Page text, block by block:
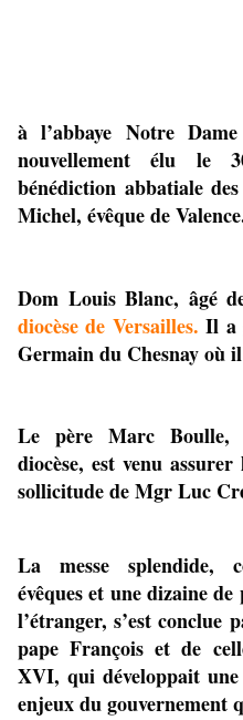
à l’abbaye Notre
nouvellement élu le
bénédiction abbatiale
Michel, évêque de
diocèse de Versailles. Il a
Germain du Chesnay où
Le père Marc Boulle,
diocèse, est venu
sollicitude de Mgr Luc
La messe splendide,
évêques et une dizaine
l’étranger, s’est
pape François et de
XVI, qui développait
enjeux du gouvernement